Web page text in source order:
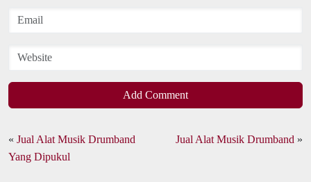
Add Comment
« Jual Alat Musik Drumband
Yang Dipukul
Jual Alat Musik Drumband »